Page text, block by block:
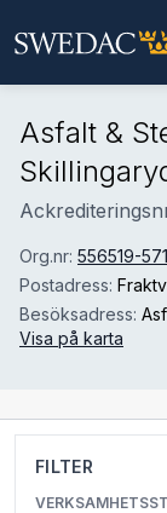
Asfalt &
Org.nr: 556519-
Postadress:
Besöksadress:
Visa på karta
FILTER